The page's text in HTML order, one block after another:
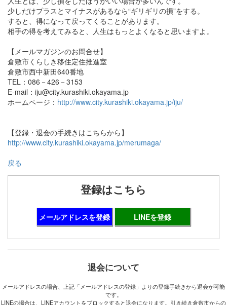
少しだけプラスとマイナスがあるなら“ギリギリの損”をする。
すると、得になって戻ってくることがあります。
相手の得を考えてみると、人生はもっとよくなると思いますよ。
【メールマガジンのお問合せ】
倉敷市くらしき移住定住推進室
倉敷市西中新田640番地
TEL：086－426－3153
E-mail：iju@city.kurashiki.okayama.jp
ホームページ： http://www.city.kurashiki.okayama.jp/iju/
【登録・退会の手続きはこちらから】
http://www.city.kurashiki.okayama.jp/merumaga/
戻る
登録はこちら
メールアドレスを登録 LINEを登録
退会について
メールアドレスの場合、上記「メールアドレスの登録」よりの登録手続きから退会が可能
です。
LINEの場合は、LINEアカウントをブロックすると退会になります。引き続き倉敷市からの